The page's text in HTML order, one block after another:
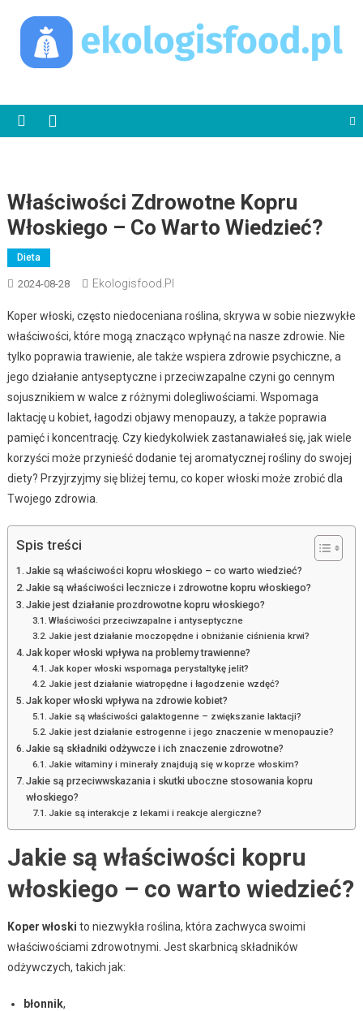
content
Właściwości Zdrowotne Kopru
Włoskiego – Co Warto Wiedzieć?
Dieta
2024-08-28 Ekologisfood.pl
Koper włoski, często niedoceniana roślina, skrywa w sobie niezwykłe
właściwości, które mogą znacząco wpłynąć na nasze zdrowie. Nie
tylko poprawia trawienie, ale także wspiera zdrowie psychiczne, a
jego działanie antyseptyczne i przeciwzapalne czyni go cennym
sojusznikiem w walce z różnymi dolegliwościami. Wspomaga
laktację u kobiet, łagodzi objawy menopauzy, a także poprawia
pamięć i koncentrację. Czy kiedykolwiek zastanawiałeś się, jak wiele
korzyści może przynieść dodanie tej aromatycznej rośliny do swojej
diety? Przyjrzyjmy się bliżej temu, co koper włoski może zrobić dla
Twojego zdrowia.
Spis treści
Jakie są właściwości kopru włoskiego – co warto wiedzieć?
Jakie są właściwości lecznicze i zdrowotne kopru włoskiego?
Jakie jest działanie prozdrowotne kopru włoskiego?
Właściwości przeciwzapalne i antyseptyczne
Jakie jest działanie moczopędne i obniżanie ciśnienia krwi?
Jak koper włoski wpływa na problemy trawienne?
Jak koper włoski wspomaga perystaltykę jelit?
Jakie jest działanie wiatropędne i łagodzenie wzdęć?
Jak koper włoski wpływa na zdrowie kobiet?
Jakie są właściwości galaktogenne – zwiększanie laktacji?
Jakie jest działanie estrogenne i jego znaczenie w menopauzie?
Jakie są składniki odżywcze i ich znaczenie zdrowotne?
Jakie witaminy i minerały znajdują się w koprze włoskim?
Jakie są przeciwwskazania i skutki uboczne stosowania kopru
włoskiego?
Jakie są interakcje z lekami i reakcje alergiczne?
Jakie są właściwości kopru
włoskiego – co warto wiedzieć?
Koper włoski to niezwykła roślina, która zachwyca swoimi
właściwościami zdrowotnymi. Jest skarbnicą składników
odżywczych, takich jak:
błonnik,